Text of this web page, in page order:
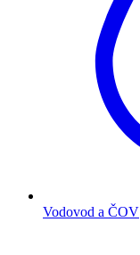
Vodovod a ČOV